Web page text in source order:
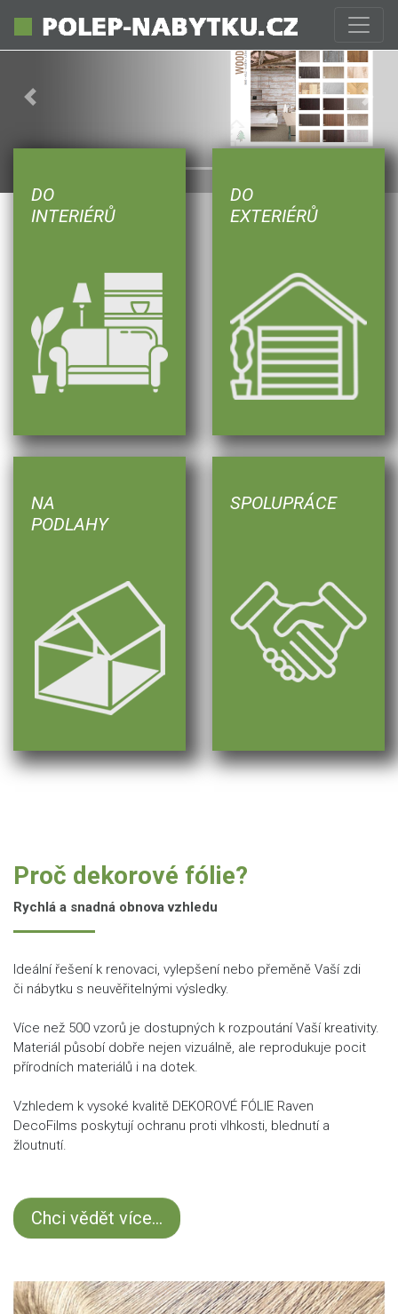
Previous Next
DO
INTERIÉRŮ
DO
EXTERIÉRŮ
NA
PODLAHY
SPOLUPRÁCE
Proč dekorové fólie?
Rychlá a snadná obnova vzhledu
Ideální řešení k renovaci, vylepšení nebo přeměně Vaší zdi
či nábytku s neuvěřitelnými výsledky.
Více než 500 vzorů je dostupných k rozpoutání Vaší kreativity.
Materiál působí dobře nejen vizuálně, ale reprodukuje pocit
přírodních materiálů i na dotek.
Vzhledem k vysoké kvalitě DEKOROVÉ FÓLIE Raven
DecoFilms poskytují ochranu proti vlhkosti, blednutí a
žloutnutí.
Chci vědět více...